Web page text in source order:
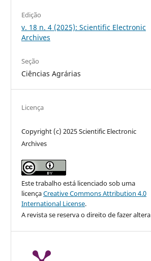
Edição
v. 18 n. 4 (2025): Scientific Electronic
Archives
Seção
Ciências Agrárias
Licença
Copyright (c) 2025 Scientific Electronic
Archives
Este trabalho está licenciado sob uma
licençaCreative Commons Attribution 4.0
International License.
A revista se reserva o direito de fazer altera